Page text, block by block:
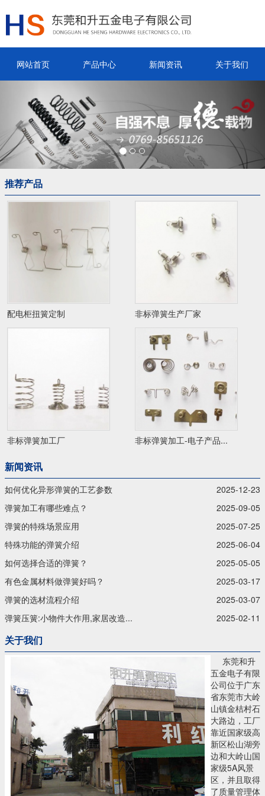
网站首页 产品中心 新闻资讯 关于我们
推荐产品
配电柜扭簧定制 非标弹簧生产厂家
非标弹簧加工厂 非标弹簧加工-电子产品...
新闻资讯
如何优化异形弹簧的工艺参数
2025-12-23
弹簧加工有哪些难点？
2025-09-05
弹簧的特殊场景应用
2025-07-25
特殊功能的弹簧介绍
2025-06-04
如何选择合适的弹簧？
2025-05-05
有色金属材料做弹簧好吗？
2025-03-17
弹簧的选材流程介绍
2025-03-07
弹簧压簧:小物件大作用,家居改造...
2025-02-11
关于我们
东莞和升
五金电子有限
公司位于广东
省东莞市大岭
山镇金桔村石
大路边，工厂
靠近国家级高
新区松山湖旁
边和大岭山国
家级5A风景
区，并且取得
了质量管理体